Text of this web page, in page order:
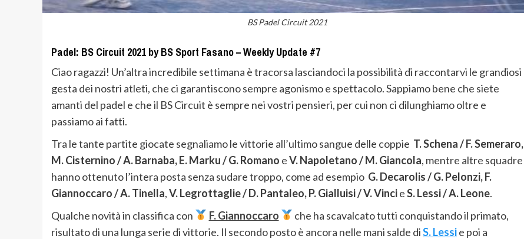
BS Padel Circuit 2021
Padel: BS Circuit 2021 by BS Sport Fasano – Weekly Update #7
Ciao ragazzi! Un’altra incredibile settimana è tracorsa lasciandoci la possibilità di raccontarvi le grandiosi
gesta dei nostri atleti, che ci garantiscono sempre agonismo e spettacolo. Sappiamo bene che siete
amanti del padel e che il BS Circuit è sempre nei vostri pensieri, per cui non ci dilunghiamo oltre e
passiamo ai fatti.
Tra le tante partite giocate segnaliamo le vittorie all’ultimo sangue delle coppie T. Schena / F. Semeraro,
M. Cisternino / A. Barnaba, E. Marku / G. Romano eV. Napoletano / M. Giancola, mentre altre squadre
hanno ottenuto l’intera posta senza sudare troppo, come ad esempio G. Decarolis / G. Pelonzi, F.
Giannoccaro / A. Tinella,V. Legrottaglie / D. Pantaleo, P. Gialluisi / V. VincieS. Lessi / A. Leone.
Qualche novità in classifica con
F. Giannoccaro
che ha scavalcato tutti conquistando il primato,
risultato di una lunga serie di vittorie. Il secondo posto è ancora nelle mani salde diS. Lessie poi a